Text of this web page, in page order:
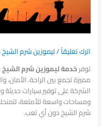
اترك تعليقاً/ليموزين شرم
توفرخدمة ليموزين شرم
مميزة تجمع بين الراحة،
الشركة على توفير سيارات
ومساحات واسعة للأمتعة،
شرم الشيخ دون أي تعب.